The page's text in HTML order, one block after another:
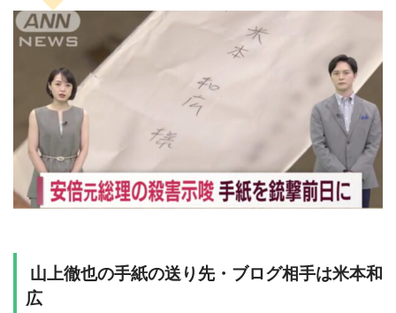
山上徹也の手紙の送り先・ブログ相手は米本和
広